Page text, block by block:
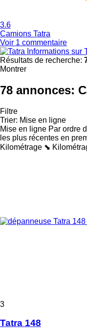
3.6
Camions Tatra
Voir 1 commentaire
Informations sur
Résultats de recherche:
Montrer
78 annonces:
Filtre
Trier: Mise en ligne
Mise en ligne Par ordre
les plus récentes en
Kilométrage ⬊
3
Tatra 148